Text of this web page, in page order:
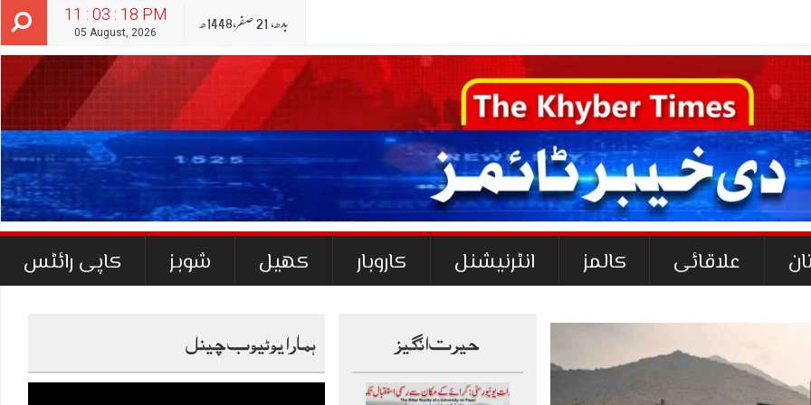
11 : 03 : 19 PM
05 August, 2026
بدھ‬‮, 21 صفر‬,1448ھ
علاقائی کالمز انٹرنیشنل کاروبار کھیل شوبز کاپی رائٹس
ہمارا یوٹیوب چینل حیرت انگیز